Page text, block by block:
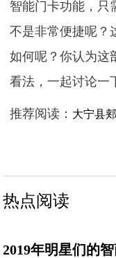
智能门卡功能，只
不是非常便捷呢？
如何呢？你认为这
看法，一起讨论一
推荐阅读： 大宁县
热点阅读
2019年明星们的